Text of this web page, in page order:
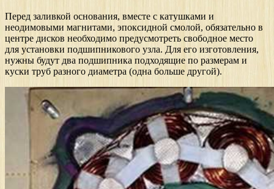
Перед заливкой основания, вместе с катушками и
неодимовыми магнитами, эпоксидной смолой, обязательно в
центре дисков необходимо предусмотреть свободное место
для установки подшипникового узла. Для его изготовления,
нужны будут два подшипника подходящие по размерам и
куски труб разного диаметра (одна больше другой).